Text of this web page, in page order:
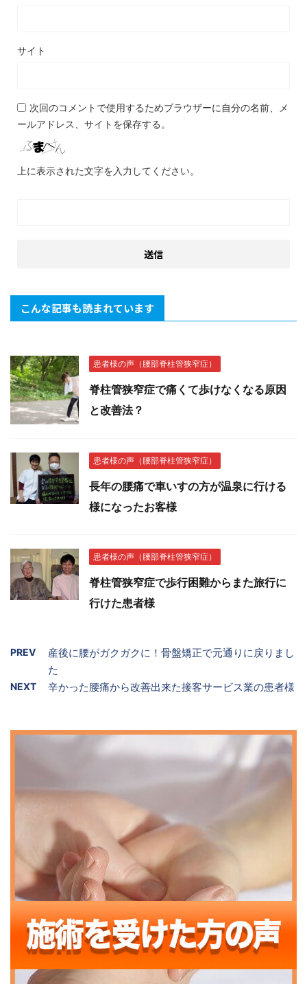
サイト
次回のコメントで使用するためブラウザーに自分の名前、メ
ールアドレス、サイトを保存する。
上に表示された文字を入力してください。
こんな記事も読まれています
患者様の声（腰部脊柱管狭窄症）
脊柱管狭窄症で痛くて歩けなくなる原因
と改善法？
患者様の声（腰部脊柱管狭窄症）
長年の腰痛で車いすの方が温泉に行ける
様になったお客様
患者様の声（腰部脊柱管狭窄症）
脊柱管狭窄症で歩行困難からまた旅行に
行けた患者様
PREV
産後に腰がガクガクに！骨盤矯正で元通りに戻りまし
た
NEXT 辛かった腰痛から改善出来た接客サービス業の患者様